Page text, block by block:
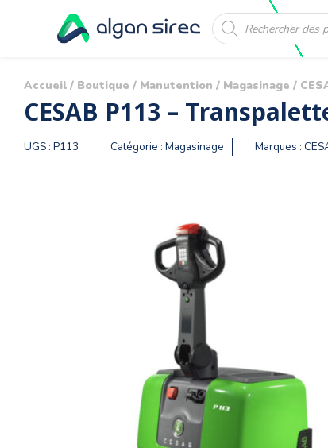
Recherche
de
produits
Accueil / Boutique / Manutention / Magasinage /
CESAB P113 –
UGS : P113 Catégorie : Magasinage Marques :